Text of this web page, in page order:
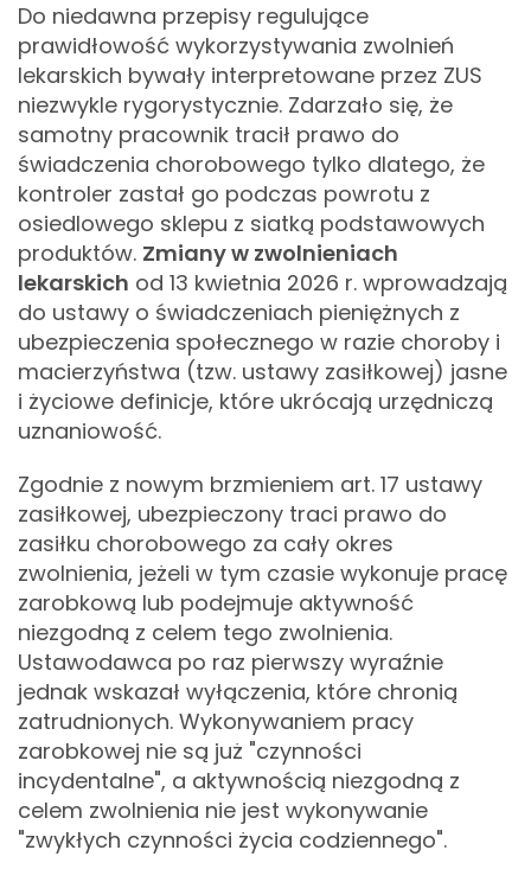
Do niedawna przepisy regulujące
prawidłowość wykorzystywania zwolnień
lekarskich bywały interpretowane przez ZUS
niezwykle rygorystycznie. Zdarzało się, że
samotny pracownik tracił prawo do
świadczenia chorobowego tylko dlatego, że
kontroler zastał go podczas powrotu z
osiedlowego sklepu z siatką podstawowych
produktów. Zmiany w zwolnieniach
lekarskich od 13 kwietnia 2026 r. wprowadzają
do ustawy o świadczeniach pieniężnych z
ubezpieczenia społecznego w razie choroby i
macierzyństwa (tzw. ustawy zasiłkowej) jasne
i życiowe definicje, które ukrócają urzędniczą
uznaniowość.
Zgodnie z nowym brzmieniem art. 17 ustawy
zasiłkowej, ubezpieczony traci prawo do
zasiłku chorobowego za cały okres
zwolnienia, jeżeli w tym czasie wykonuje pracę
zarobkową lub podejmuje aktywność
niezgodną z celem tego zwolnienia.
Ustawodawca po raz pierwszy wyraźnie
jednak wskazał wyłączenia, które chronią
zatrudnionych. Wykonywaniem pracy
zarobkowej nie są już "czynności
incydentalne", a aktywnością niezgodną z
celem zwolnienia nie jest wykonywanie
"zwykłych czynności życia codziennego".